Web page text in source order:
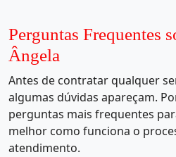
Perguntas Frequentes
Ângela
Antes de contratar qualquer
algumas dúvidas apareçam.
perguntas mais frequentes
melhor como funciona o
atendimento.